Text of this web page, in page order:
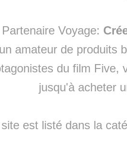
Partenaire Voyage:
amateur de produits
du film Five,
jusqu'à acheter
est listé dans la